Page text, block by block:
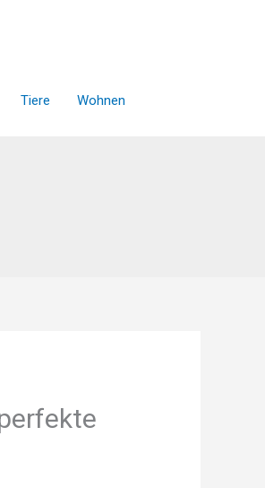
Tiere Wohnen